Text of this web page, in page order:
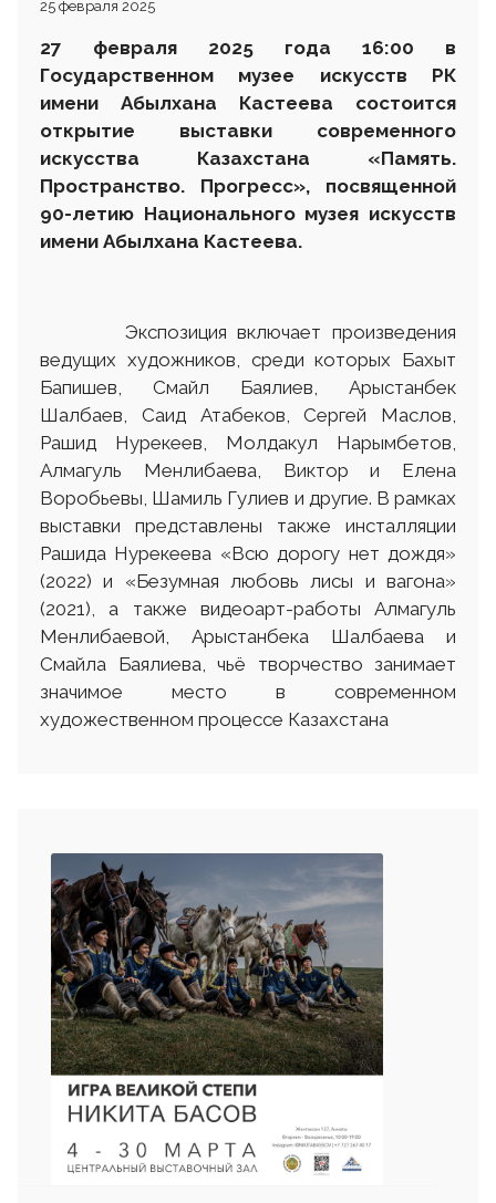
25 февраля 2025
27 февраля 2025 года 16:00 в
Государственном музее искусств РК
имени Абылхана Кастеева состоится
открытие выставки современного
искусства Казахстана «Память.
Пространство. Прогресс», посвященной
90-летию Национального музея искусств
имени Абылхана Кастеева.
Экспозиция включает произведения
ведущих художников, среди которых Бахыт
Бапишев, Смайл Баялиев, Арыстанбек
Шалбаев, Саид Атабеков, Сергей Маслов,
Рашид Нурекеев, Молдакул Нарымбетов,
Алмагуль Менлибаева, Виктор и Елена
Воробьевы, Шамиль Гулиев и другие. В рамках
выставки представлены также инсталляции
Рашида Нурекеева «Всю дорогу нет дождя»
(2022) и «Безумная любовь лисы и вагона»
(2021), а также видеоарт-работы Алмагуль
Менлибаевой, Арыстанбека Шалбаева и
Смайла Баялиева, чьё творчество занимает
значимое место в современном
художественном процессе Казахстана